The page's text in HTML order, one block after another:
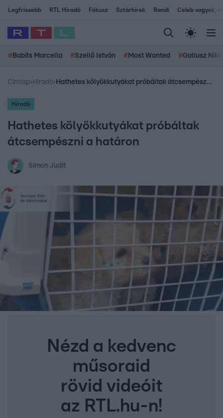
Legfrissebb RTL Híradó Fókusz Sztárhírek Randi Celeb vagyok,
# Babits Marcella #Szellő István # Most Wanted #Gallusz
Címlap› Híradó› Hathetes kölyökkutyákat próbáltak átcsempészni a határon
Híradó
Hathetes kölyökkutyákat próbáltak
átcsempészni a határon
Simon Judit
Nézd a kedvenc
műsoraid
rövid videóit
az RTL.hu-n!